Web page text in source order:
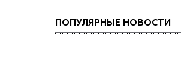
ПОПУЛЯРНЫЕ НОВОСТИ